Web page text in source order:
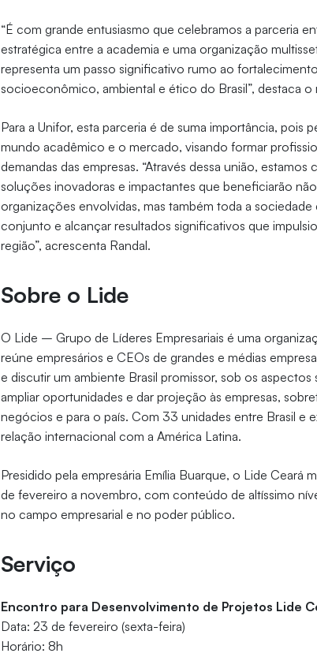
“É com grande entusiasmo que celebramos a parceria
estratégica entre a academia e uma organização
representa um passo significativo rumo ao
socioeconômico, ambiental e ético do Brasil”, destaca o
Para a Unifor, esta parceria é de suma importância, pois
mundo acadêmico e o mercado, visando formar
demandas das empresas. “Através dessa união,
soluções inovadoras e impactantes que beneficiarão
organizações envolvidas, mas também toda a
conjunto e alcançar resultados significativos que
região”, acrescenta Randal.
Sobre o Lide
O Lide – Grupo de Líderes Empresariais é uma
reúne empresários e CEOs de grandes e médias
e discutir um ambiente Brasil promissor, sob os
ampliar oportunidades e dar projeção às empresas,
negócios e para o país. Com 33 unidades entre Brasil e
relação internacional com a América Latina.
Presidido pela empresária Emília Buarque, o Lide Ceará
de fevereiro a novembro, com conteúdo de altíssimo
no campo empresarial e no poder público.
Serviço
Encontro para Desenvolvimento de Projetos Lide
Data: 23 de fevereiro (sexta-feira)
Horário: 8h